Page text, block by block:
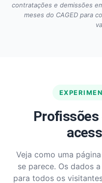
contratações e demissões
meses do CAGED para
Profissões
Veja como uma
se parece. Os dados
para todos os